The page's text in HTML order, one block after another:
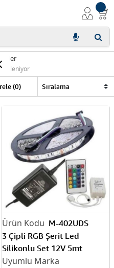
(0)
M-402UDS
3 Çipli RGB Şerit Led
Silikonlu Set 12V 5mt